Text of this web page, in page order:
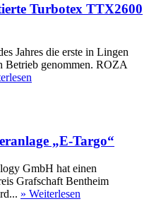
Turbotex TTX2600
Jahres die erste in Lingen
Betrieb genommen. ROZA
„E-Targo“
GmbH hat einen
Grafschaft Bentheim
» Weiterlesen